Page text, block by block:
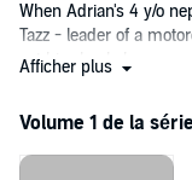
When Adrian's 4 y/o
Tazz - leader of a
get him back, by any
the infamous "Guest
the crime and, at
Afficher plus
Volume 1 de la